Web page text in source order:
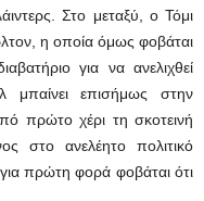
Στο μεταξύ, ο Τόμι
η οποία όμως φοβάται
για να ανελιχθεί
μπαίνει επισήμως στην
πρώτο χέρι τη σκοτεινή
στο ανελέητο πολιτικό
πρώτη φορά φοβάται ότι